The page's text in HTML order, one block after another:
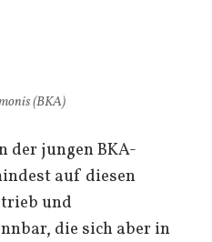
(BKA)
der jungen BKA-
auf diesen
und
die sich aber in